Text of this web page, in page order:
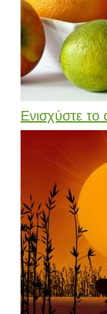
Ενισχύστε το